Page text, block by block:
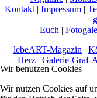
Kontakt | Impressum |
Euch |
lebeART-Magazin |
Herz | Galerie-Graf-
Wir benutzen Cookies
Wir nutzen Cookies auf